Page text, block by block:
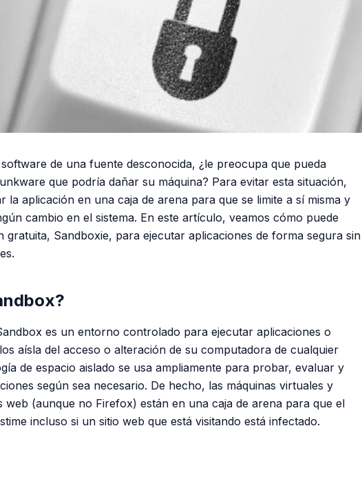
de una fuente desconocida, ¿le preocupa que pueda
que podría dañar su máquina? Para evitar esta situación,
la aplicación en una caja de arena para que se limite a sí misma y
cambio en el sistema. En este artículo, veamos cómo puede
gratuita, Sandboxie, para ejecutar aplicaciones de forma segura sin
es un entorno controlado para ejecutar aplicaciones o
aísla del acceso o alteración de su computadora de cualquier
de espacio aislado se usa ampliamente para probar, evaluar y
según sea necesario. De hecho, las máquinas virtuales y
web (aunque no Firefox) están en una caja de arena para que el
incluso si un sitio web que está visitando está infectado.